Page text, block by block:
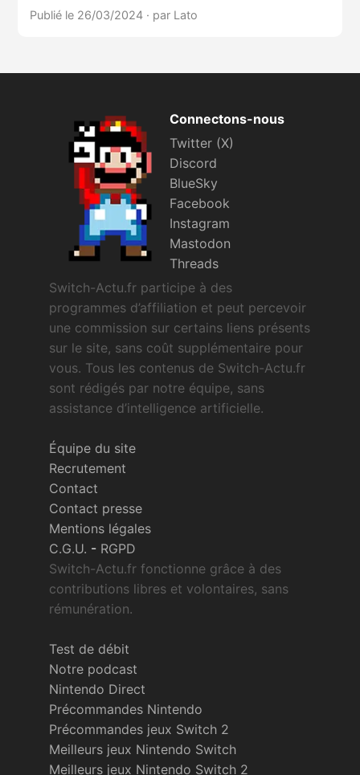
Publié le 26/03/2024 · par Lato
Connectons-nous
Twitter (X)
Discord
BlueSky
Facebook
Instagram
Mastodon
Threads
Switch-Actu.fr participe à des
programmes d’affiliation et peut percevoir
une commission sur certains liens présents
sur le site, sans coût supplémentaire pour
vous. Tous les contenus de Switch-Actu.fr
sont rédigés par notre équipe, sans
assistance d’intelligence artificielle.
Équipe du site
Recrutement
Contact
Contact presse
Mentions légales
C.G.U. - RGPD
Switch-Actu.fr fonctionne grâce à des
contributions libres et volontaires, sans
rémunération.
Test de débit
Notre podcast
Nintendo Direct
Précommandes Nintendo
Précommandes jeux Switch 2
Meilleurs jeux Nintendo Switch
Meilleurs jeux Nintendo Switch 2